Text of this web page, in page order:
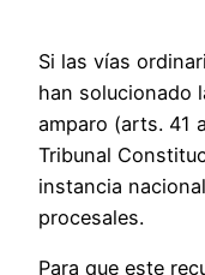
Si las vías
han solucionado
amparo (arts. 41
Tribunal
instancia
procesales.
Para que este